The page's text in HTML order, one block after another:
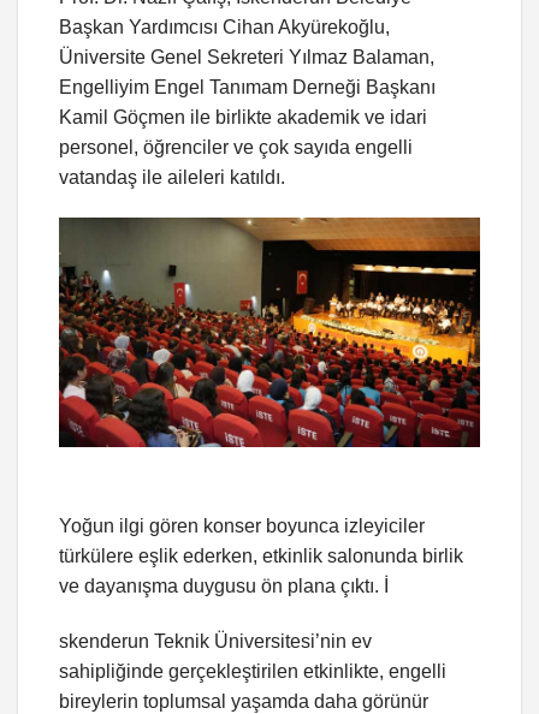
Başkan Yardımcısı Cihan Akyürekoğlu,
Üniversite Genel Sekreteri Yılmaz Balaman,
Engelliyim Engel Tanımam Derneği Başkanı
Kamil Göçmen ile birlikte akademik ve idari
personel, öğrenciler ve çok sayıda engelli
vatandaş ile aileleri katıldı.
Yoğun ilgi gören konser boyunca izleyiciler
türkülere eşlik ederken, etkinlik salonunda birlik
ve dayanışma duygusu ön plana çıktı. İ
skenderun Teknik Üniversitesi’nin ev
sahipliğinde gerçekleştirilen etkinlikte, engelli
bireylerin toplumsal yaşamda daha görünür